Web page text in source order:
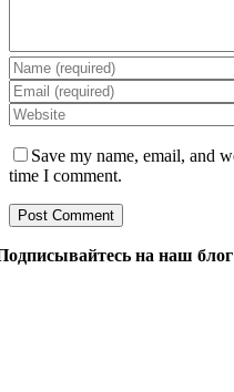
Save my name, email, and
time I comment.
на наш блог